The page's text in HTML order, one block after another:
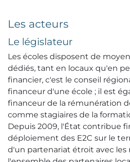
Les acteurs
Le législateur
Les écoles disposent de
dédiés, tant en locaux qu'en
financier, c'est le conseil
financeur d'une école ; il est
financeur de la rémunération
comme stagiaires de la
Depuis 2009, l'État contribue
déploiement des E2C sur le
d'un partenariat étroit avec les